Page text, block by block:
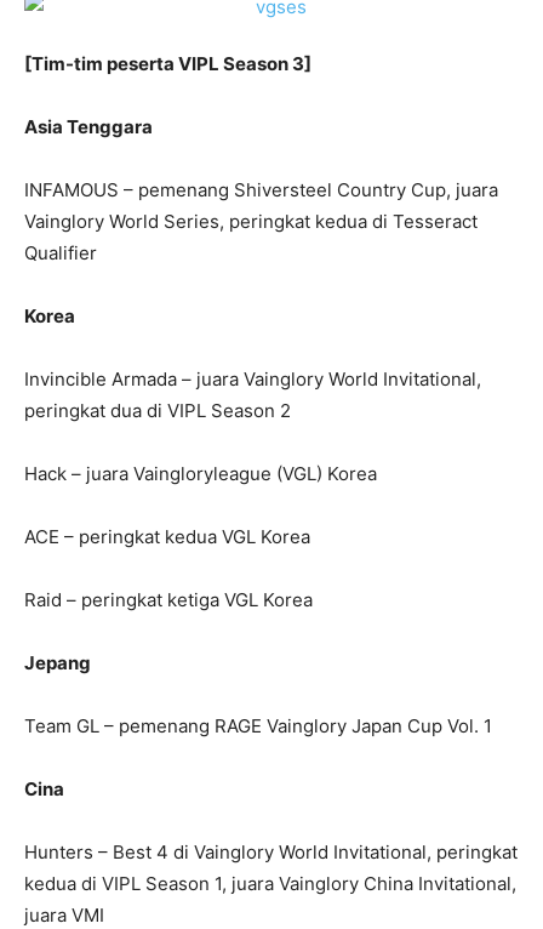
[Tim-tim peserta VIPL Season 3]
Asia Tenggara
INFAMOUS – pemenang Shiversteel Country Cup, juara
Vainglory World Series, peringkat kedua di Tesseract
Qualifier
Korea
Invincible Armada – juara Vainglory World Invitational,
peringkat dua di VIPL Season 2
Hack – juara Vaingloryleague (VGL) Korea
ACE – peringkat kedua VGL Korea
Raid – peringkat ketiga VGL Korea
Jepang
Team GL – pemenang RAGE Vainglory Japan Cup Vol. 1
Cina
Hunters – Best 4 di Vainglory World Invitational, peringkat
kedua di VIPL Season 1, juara Vainglory China Invitational,
juara VMI